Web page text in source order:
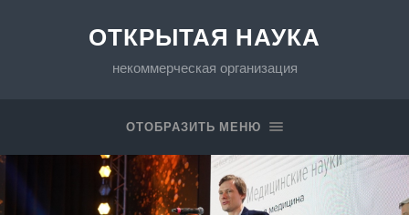
ОТКРЫТАЯ НАУКА
некоммерческая организация
ОТОБРАЗИТЬ МЕНЮ